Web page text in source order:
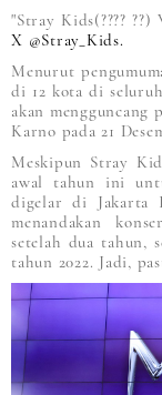
"Stray Kids(????
X @Stray_Kids.
Menurut
di 12 kota di
akan mengguncang
Karno pada 21
Meskipun Stray
awal tahun ini
digelar di Jakarta
menandakan
setelah dua tahun,
tahun 2022. Jadi,